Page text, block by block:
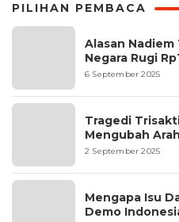
PILIHAN PEMBACA
Alasan
Negara Rugi
6 September 2025
Tragedi
Mengubah
2 September 2025
Mengapa Isu
Demo